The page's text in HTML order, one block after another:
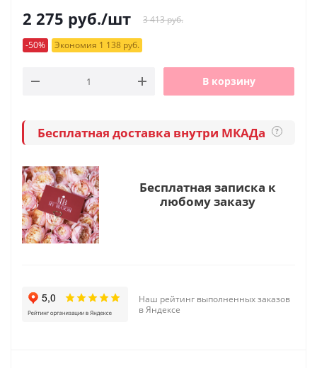
2 275 руб./шт 3 413 руб.
-50% Экономия 1 138 руб.
В корзину
Бесплатная доставка внутри МКАДа ?
Бесплатная записка к
любому заказу
Наш рейтинг выполненных заказов
в Яндексе